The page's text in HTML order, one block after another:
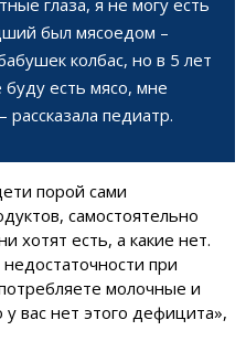
был мясоедом –
колбас, но в 5 лет
буду есть мясо, мне
педиатр.
порой сами
самостоятельно
хотят есть, а какие нет.
при
молочные и
вас нет этого дефицита»,